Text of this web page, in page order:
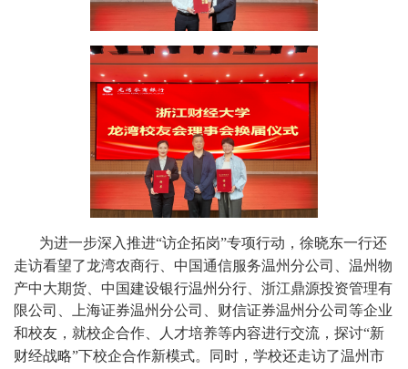
为进一步深入推进“访企拓岗”专项行动， 徐晓东一行还
走访看望了龙湾农商行、中国通信服务温州分公司、温州物
产中大期货、中国建设银行温州分行
浙江鼎源投资管理有
限公司
、上海证券温州分公司、财信证券温州分公司 等企业
和校友 ，就校企合作、人才培养等内容进行交流 ，探讨“新
财经战略”下校企合作新模式。
同时，学校还走访了温州市